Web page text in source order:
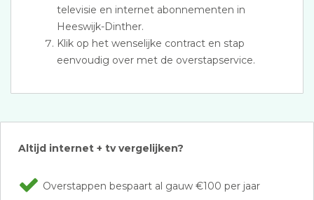
televisie en internet abonnementen in
Heeswijk-Dinther.
Klik op het wenselijke contract en stap
eenvoudig over met de overstapservice.
Altijd internet + tv vergelijken?
Overstappen bespaart al gauw €100 per jaar